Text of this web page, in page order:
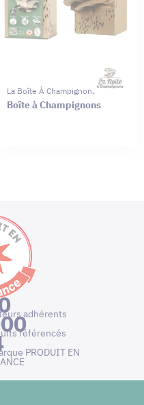
La Boîte À Champignons
Boîte à Champignons
adhérents
référencés
PRODUIT EN